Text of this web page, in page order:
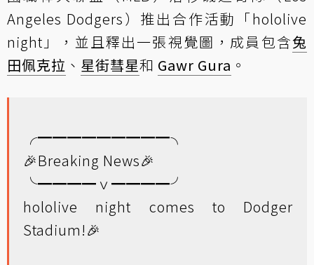
Angeles Dodgers）推出合作活動「hololive
night」，並且釋出一張視覺圖，成員包含兔
田佩克拉 、 星街彗星和 Gawr Gura 。
╭━━━━━━━━━╮
🎉Breaking News🎉
╰━━━━ｖ━━━━╯
hololive night comes to Dodger
Stadium!🎉